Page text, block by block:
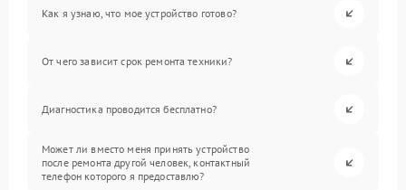
Как я узнаю, что мое устройство готово?
От чего зависит срок ремонта техники?
Диагностика проводится бесплатно?
Может ли вместо меня принять устройство
после ремонта другой человек, контактный
телефон которого я предоставлю?